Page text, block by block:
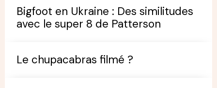
Bigfoot en Ukraine : Des similitudes
avec le super 8 de Patterson
Le chupacabras filmé ?